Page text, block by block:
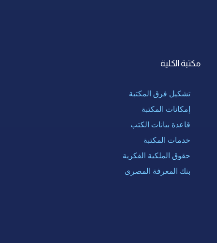
مكتبة الكلية
تشكيل فرق المكتبة
إمكانات المكتبة
قاعدة بيانات الكتب
خدمات المكتبة
حقوق الملكية الفكرية
بنك المعرفة المصرى